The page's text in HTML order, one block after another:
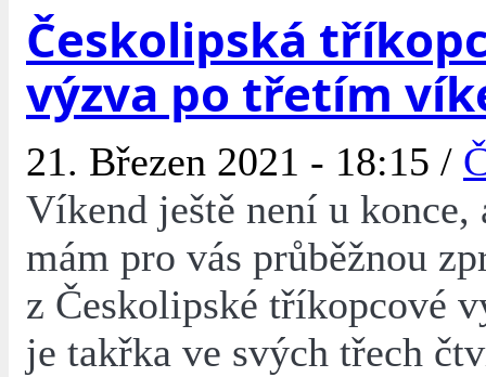
Českolipská
výzva po třetím
21. Březen 2021 - 18:15 /
Víkend ještě není u konce,
mám pro vás průběžnou
z Českolipské tříkopcové
je takřka ve svých třech